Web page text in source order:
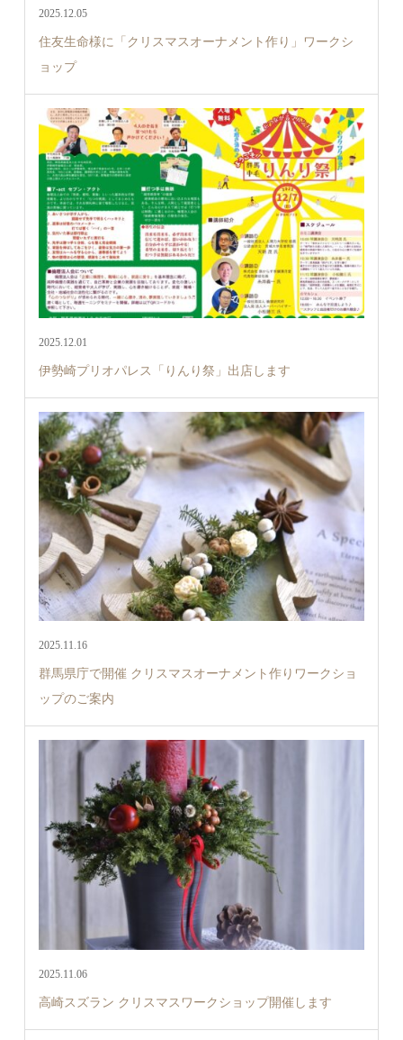
2025.12.05
住友生命様に「クリスマスオーナメント作り」ワークシ
ョップ
2025.12.01
伊勢崎プリオパレス「りんり祭」出店します
2025.11.16
群馬県庁で開催 クリスマスオーナメント作りワークショ
ップのご案内
2025.11.06
高崎スズラン クリスマスワークショップ開催します